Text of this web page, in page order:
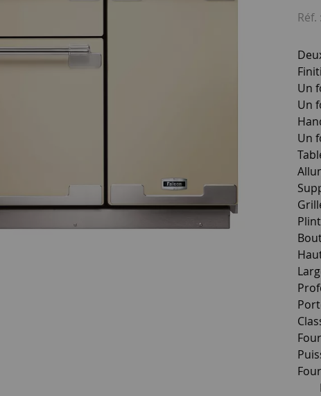
Réf. :
Un
Un
Un